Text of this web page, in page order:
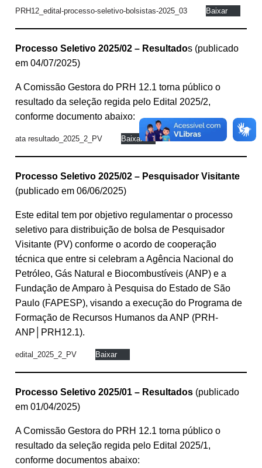
PRH12_edital-processo-seletivo-bolsistas-2025_03 Baixar
Processo Seletivo 2025/02 – Resultados (publicado
em 04/07/2025)
A Comissão Gestora do PRH 12.1 torna público o
resultado da seleção regida pelo Edital 2025/2,
conforme documento abaixo:
ata resultado_2025_2_PV Baixar
Processo Seletivo 2025/02 – Pesquisador Visitante
(publicado em 06/06/2025)
Este edital tem por objetivo regulamentar o processo
seletivo para distribuição de bolsa de Pesquisador
Visitante (PV) conforme o acordo de cooperação
técnica que entre si celebram a Agência Nacional do
Petróleo, Gás Natural e Biocombustíveis (ANP) e a
Fundação de Amparo à Pesquisa do Estado de São
Paulo (FAPESP), visando a execução do Programa de
Formação de Recursos Humanos da ANP (PRH-
ANP│PRH12.1).
edital_2025_2_PV Baixar
Processo Seletivo 2025/01 – Resultados (publicado
em 01/04/2025)
A Comissão Gestora do PRH 12.1 torna público o
resultado da seleção regida pelo Edital 2025/1,
conforme documentos abaixo: